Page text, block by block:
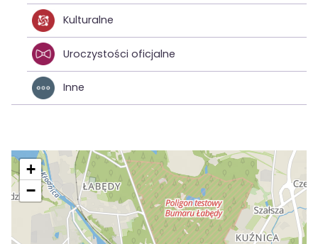
Kulturalne
Uroczystości oficjalne
Inne
+
−